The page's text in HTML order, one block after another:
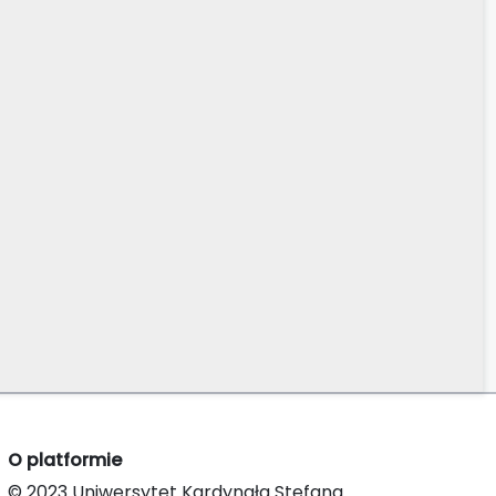
O platformie